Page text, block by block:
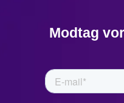
Modtag